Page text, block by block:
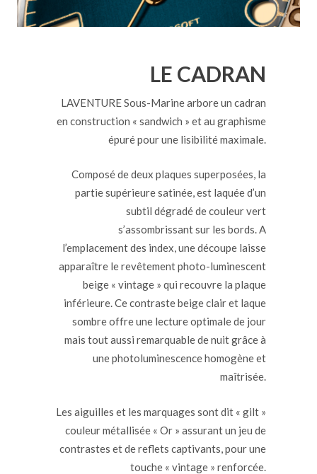
LE CADRAN
LAVENTURE Sous-Marine arbore un cadran
en construction « sandwich » et au graphisme
épuré pour une lisibilité maximale.
Composé de deux plaques superposées, la
partie supérieure satinée, est laquée d’un
subtil dégradé de couleur vert
s’assombrissant sur les bords. A
l’emplacement des index, une découpe laisse
apparaître le revêtement photo-luminescent
beige « vintage » qui recouvre la plaque
inférieure. Ce contraste beige clair et laque
sombre offre une lecture optimale de jour
mais tout aussi remarquable de nuit grâce à
une photoluminescence homogène et
maîtrisée.
Les aiguilles et les marquages sont dit « gilt »
couleur métallisée « Or » assurant un jeu de
contrastes et de reflets captivants, pour une
touche « vintage » renforcée.